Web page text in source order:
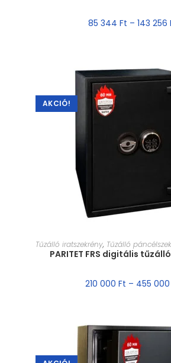
85 344 Ft – 143 256
AKCIÓ!
MÉRET
Tűzálló iratszekrény, Tűzálló
PARITET FRS digitális
210 000 Ft – 455 000